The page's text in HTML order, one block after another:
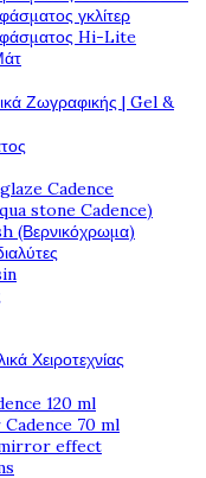
γκλίτερ
Hi-Lite
Ζωγραφικής | Gel &
Cadence
stone Cadence)
(Βερνικόχρωμα)
Χειροτεχνίας
120 ml
70 ml
mirror effect